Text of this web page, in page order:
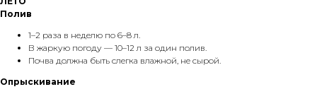
Полив
1–2 раза в неделю по 6–8 л.
В жаркую погоду — 10–12 л за один полив.
Почва должна быть слегка влажной, не сырой.
Опрыскивание